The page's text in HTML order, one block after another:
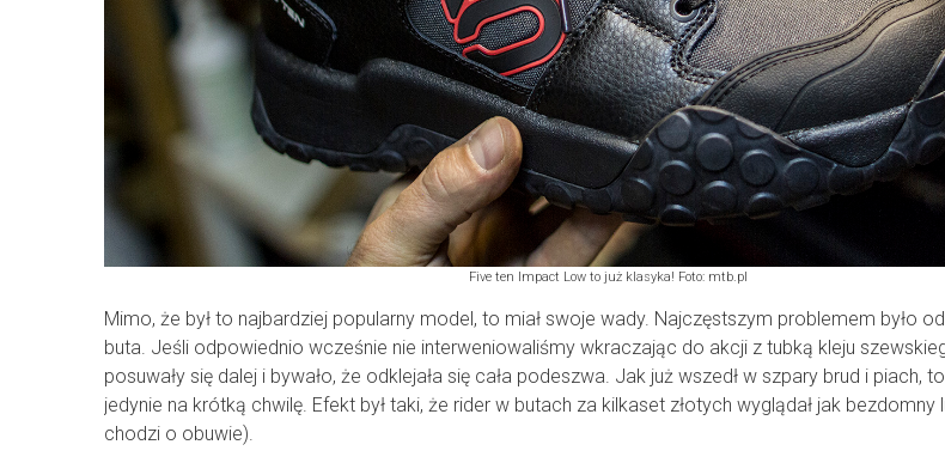
Five ten Impact Low to już klasyka! Foto: mtb.pl
Mimo, że był to najbardziej popularny model, to miał swoje wady. Najczęstszym problemem było
buta. Jeśli odpowiednio wcześnie nie interweniowaliśmy wkraczając do akcji z tubką kleju
posuwały się dalej i bywało, że odklejała się cała podeszwa. Jak już wszedł w szpary brud i piach,
jedynie na krótką chwilę. Efekt był taki, że rider w butach za kilkaset złotych wyglądał jak bezdomny
chodzi o obuwie).